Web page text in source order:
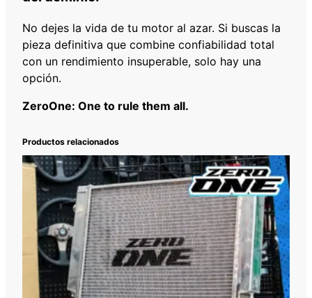
No dejes la vida de tu motor al azar. Si buscas la
pieza definitiva que combine confiabilidad total
con un rendimiento insuperable, solo hay una
opción.
ZeroOne: One to rule them all.
Productos relacionados